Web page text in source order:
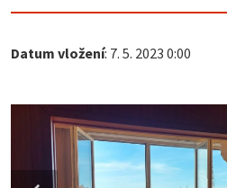
Datum vložení: 7. 5. 2023 0:00